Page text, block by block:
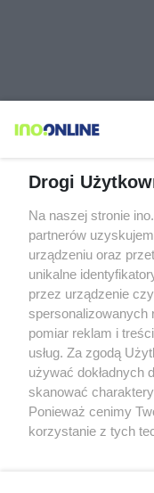
Drogi
Na naszej stronie
partnerów
urządzeniu oraz
unikalne
przez urządzenie
spersonalizowanych
pomiar reklam i
usług. Za zgodą
używać dokładnych
skanować
Ponieważ cenimy
korzystanie z tych